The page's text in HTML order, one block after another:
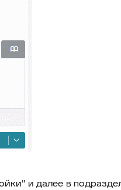
и далее в